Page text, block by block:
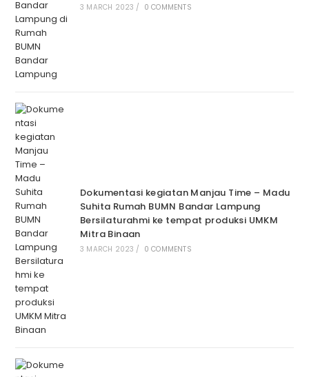
3 MARCH 2023 / 0 COMMENTS
Dokumentasi kegiatan Manjau Time – Madu
Suhita Rumah BUMN Bandar Lampung
Bersilaturahmi ke tempat produksi UMKM
Mitra Binaan
3 MARCH 2023 / 0 COMMENTS